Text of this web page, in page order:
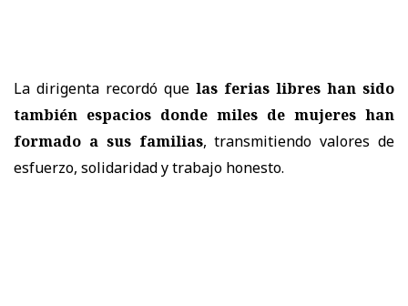
La dirigenta recordó que las ferias libres han sido
también espacios donde miles de mujeres han
formado a sus familias, transmitiendo valores de
esfuerzo, solidaridad y trabajo honesto.